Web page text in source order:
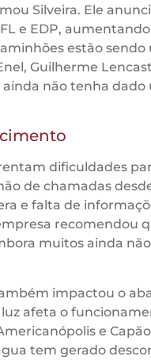
Silveira. Ele
e EDP,
estão
Guilherme
não tenha
dificuldades
de chamadas
e falta de
recomendou
muitos ainda
impactou o
afeta o
e
tem gerado